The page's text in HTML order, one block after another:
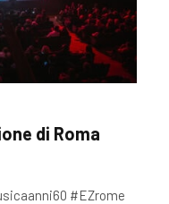
di Roma
#EZrome